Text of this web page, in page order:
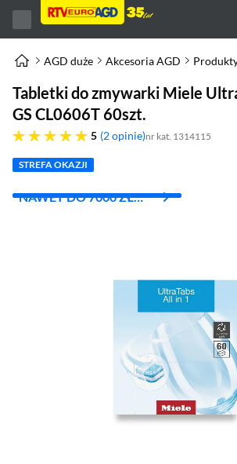
AGD duże Akcesoria AGD
Tabletki do zmywarki Miele
GS CL0606T 60szt.
5
pięć gwiazdek 2 opinie nr kat. 1314115
STREFA OKAZJI
NAWET DO 7000 ZŁ